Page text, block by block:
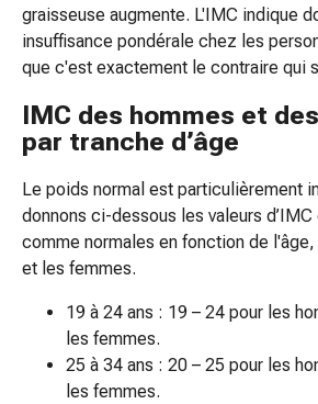
Antiallergiques
Estomac
et
Diarrhée
Brûlures
d’estomac
et
vomissements
Digestion,
flatulences
graisseuse augmente. L'IMC indique
insuffisance pondérale chez les
que c'est exactement le contraire qui
IMC des hommes et
par tranche d’âge
Le poids normal est particulièrement
donnons ci-dessous les valeurs
comme normales en fonction de
et les femmes.
19 à 24 ans : 19 – 24 pour les
les femmes.
25 à 34 ans : 20 – 25 pour les
les femmes.